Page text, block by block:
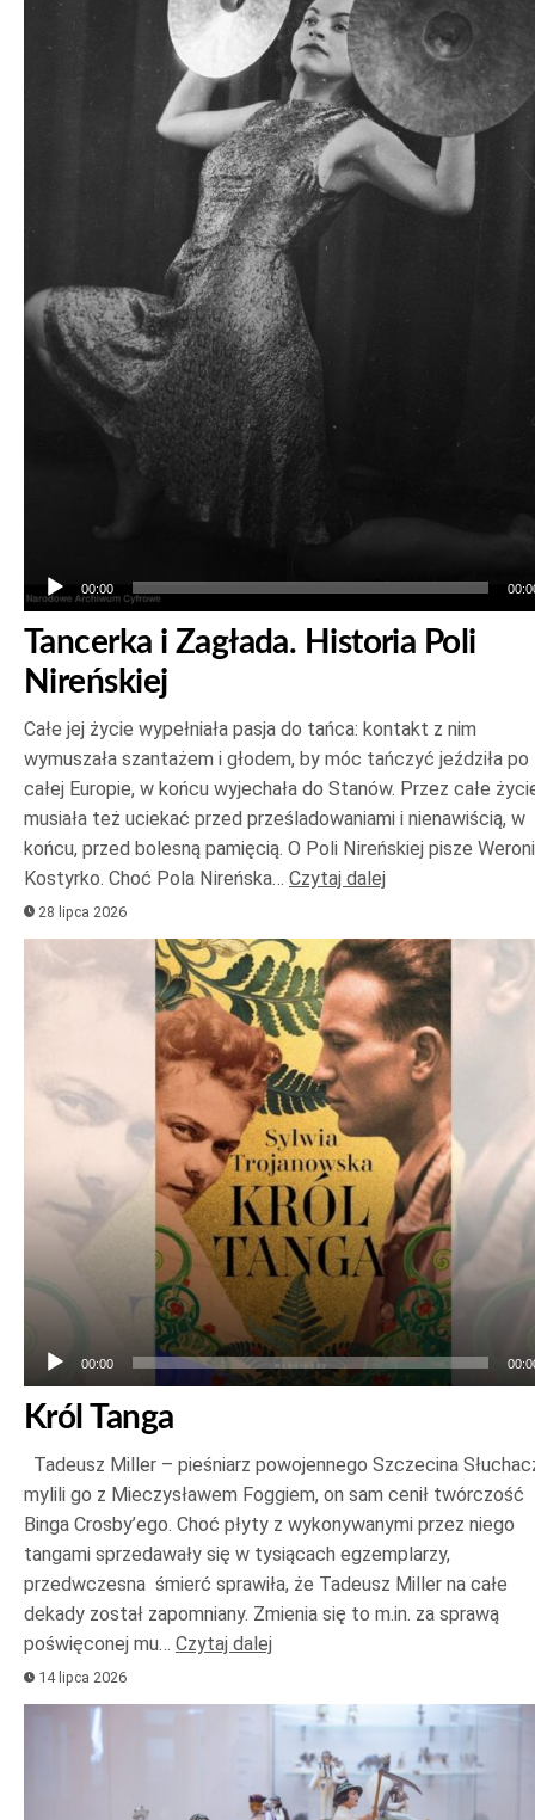
00:00
Tancerka i Zagłada. Historia Poli
Nireńskiej
Całe jej życie wypełniała pasja do tańca: kontakt z nim
wymuszała szantażem i głodem, by móc tańczyć jeździła po
całej Europie, w końcu wyjechała do Stanów. Przez całe
musiała też uciekać przed prześladowaniami i nienawiścią, w
końcu, przed bolesną pamięcią. O Poli Nireńskiej pisze
Kostyrko. Choć Pola Nireńska… Czytaj dalej
28 lipca 2026
plików
00:00
Król Tanga
Tadeusz Miller – pieśniarz powojennego Szczecina
mylili go z Mieczysławem Foggiem, on sam cenił twórczość
Binga Crosby’ego. Choć płyty z wykonywanymi przez niego
tangami sprzedawały się w tysiącach egzemplarzy,
przedwczesna śmierć sprawiła, że Tadeusz Miller na całe
dekady został zapomniany. Zmienia się to m.in. za sprawą
poświęconej mu… Czytaj dalej
14 lipca 2026
Odtwarzacz